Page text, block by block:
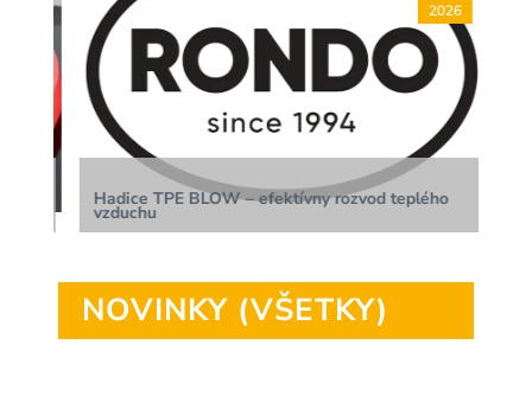
2026
Hadice TPE BLOW – efektívny rozvod teplého
vzduchu
NOVINKY (VŠETKY)